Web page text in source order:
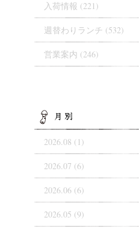
入荷情報 (221)
週替わりランチ (532)
営業案内 (246)
2026.08 (1)
2026.07 (6)
2026.06 (6)
2026.05 (9)